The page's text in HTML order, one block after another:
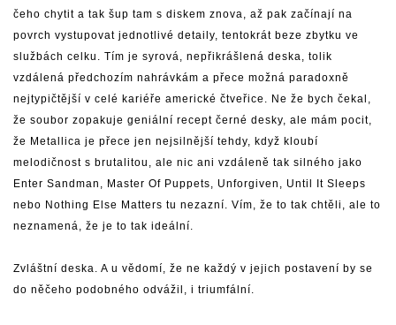
čeho chytit a tak šup tam s diskem znova, až pak začínají na
povrch vystupovat jednotlivé detaily, tentokrát beze zbytku ve
službách celku. Tím je syrová, nepřikrášlená deska, tolik
vzdálená předchozím nahrávkám a přece možná paradoxně
nejtypičtější v celé kariéře americké čtveřice. Ne že bych čekal,
že soubor zopakuje geniální recept černé desky, ale mám pocit,
že Metallica je přece jen nejsilnější tehdy, když kloubí
melodičnost s brutalitou, ale nic ani vzdáleně tak silného jako
Enter Sandman, Master Of Puppets, Unforgiven, Until It Sleeps
nebo Nothing Else Matters tu nezazní. Vím, že to tak chtěli, ale to
neznamená, že je to tak ideální.
Zvláštní deska. A u vědomí, že ne každý v jejich postavení by se
do něčeho podobného odvážil, i triumfální.